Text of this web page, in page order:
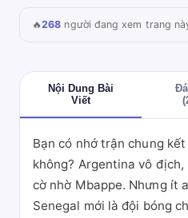
🔥268 người đang xem trang
Nội Dung Bài
Viết
Bạn có nhớ trận chung
không? Argentina vô
cờ nhờ Mbappe. Nhưng ít
Senegal mới là đội bóng